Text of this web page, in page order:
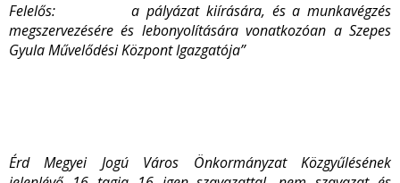
Felelős: a pályázat kiírására, és a munkavégzés
megszervezésére és lebonyolítására vonatkozóan a Szepes
Gyula Művelődési Központ Igazgatója”
Érd Megyei Jogú Város Önkormányzat Közgyűlésének